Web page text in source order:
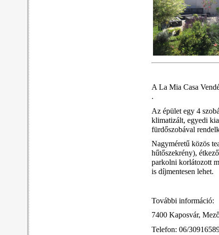
A La Mia Casa
.
Az épület egy 4
klimatizált, egyedi
fürdőszobával
Nagyméretű közös
hűtőszekrény),
parkolni korlátozott
is díjmentesen lehet.
További információ:
7400 Kaposvár,
Telefon: 06/